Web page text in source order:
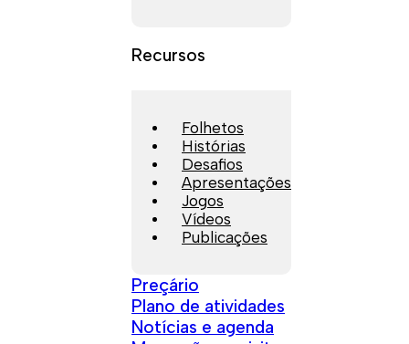
Recursos
Folhetos
Histórias
Desafios
Apresentações
Jogos
Vídeos
Publicações
Preçário
Plano de atividades
Notícias e agenda